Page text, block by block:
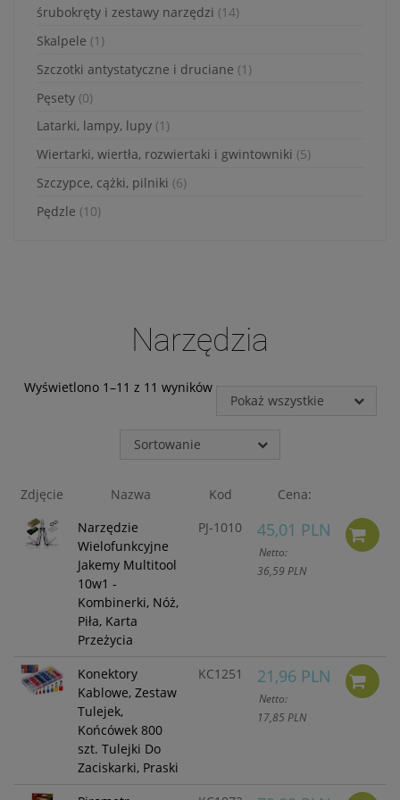
śrubokręty i zestawy narzędzi (14)
Skalpele (1)
Szczotki antystatyczne i druciane (1)
Pęsety (0)
Latarki, lampy, lupy (1)
Wiertarki, wiertła, rozwiertaki i gwintowniki (5)
Szczypce, cążki, pilniki (6)
Pędzle (10)
Narzędzia
Wyświetlono 1–11 z 11 wyników
Pokaż wszystkie
Sortowanie
Zdjęcie Nazwa Kod
Cena:
Narzędzie
Wielofunkcyjne
Jakemy Multitool
10w1 -
Kombinerki, Nóż,
Piła, Karta
Przeżycia
PJ-1010 45,01 PLN
Netto:
36,59 PLN
Konektory
Kablowe, Zestaw
Tulejek,
Końcówek 800
szt. Tulejki Do
Zaciskarki, Praski
KC1251 21,96 PLN
Netto:
17,85 PLN
jakie przysługują Ci
uprawnienia.
GROUP sp. z o.o. związane z
danych są ukierunkowane
na zagwarantowanie Ci
poczucia pełnego
legalności przetwarzania na
osób fizycznych w związku z
przetwarzaniem danych
swobodnego przepływu
95/46/WE – czyli tzw. RODO.
mogą zostać zamieszczone
umożliwiające bezpośrednie
dotarcie do innych stron
internetowych bądź też
podczas korzystania z
naszych serwisów w
urządzeniu końcowym
Użytkownika mogą zostać
umieszczone pliki Cookies w
skorzystania ze
zintegrowanych
funkcjonalności (np.
Facebook, LinkedIn,
YouTube). Każdy z
dostawców określa zasady